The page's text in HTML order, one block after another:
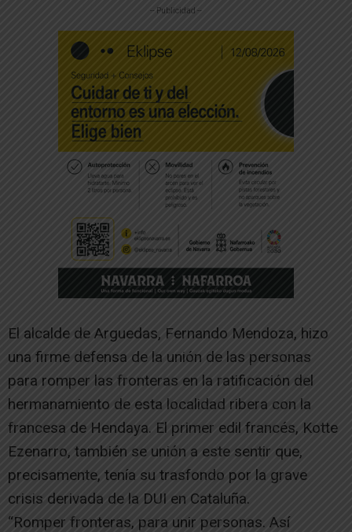
-- Publicidad --
El alcalde de Arguedas, Fernando Mendoza, hizo
una firme defensa de la unión de las personas
para romper las fronteras en la ratificación del
hermanamiento de esta localidad ribera con la
francesa de Hendaya. El primer edil francés, Kotte
Ezenarro, también se unión a este sentir que,
precisamente, tenía su trasfondo por la grave
crisis derivada de la DUI en Cataluña.
“Romper fronteras, para unir personas. Así